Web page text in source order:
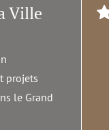
Ville
projets
le Grand